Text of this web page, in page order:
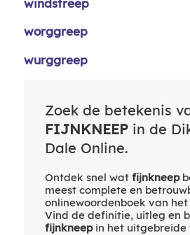
worggreep
wurggreep
Zoek de betekenis
FIJNKNEEPin de
Dale Online.
Ontdek snel wat fijnkneep
meest complete en
onlinewoordenboek van
Vind de definitie, uitleg en
fijnkneepin het uitgebreide